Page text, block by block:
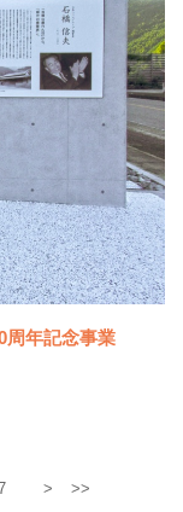
周年記念事業
> >>